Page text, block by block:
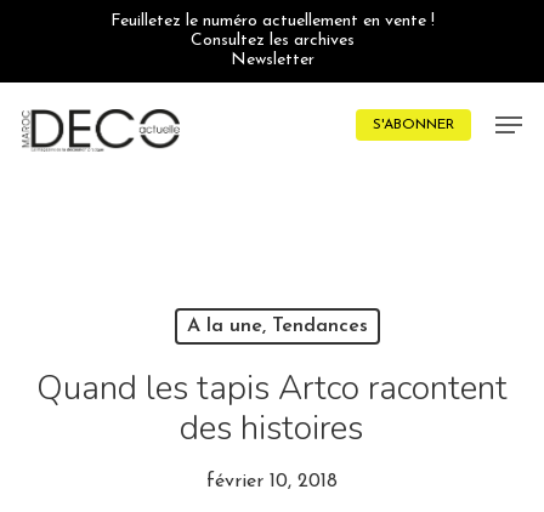
Feuilletez le numéro actuellement en vente !
Consultez les archives
Newsletter
S'ABONNER
A la une, Tendances
Quand les tapis Artco racontent
des histoires
février 10, 2018